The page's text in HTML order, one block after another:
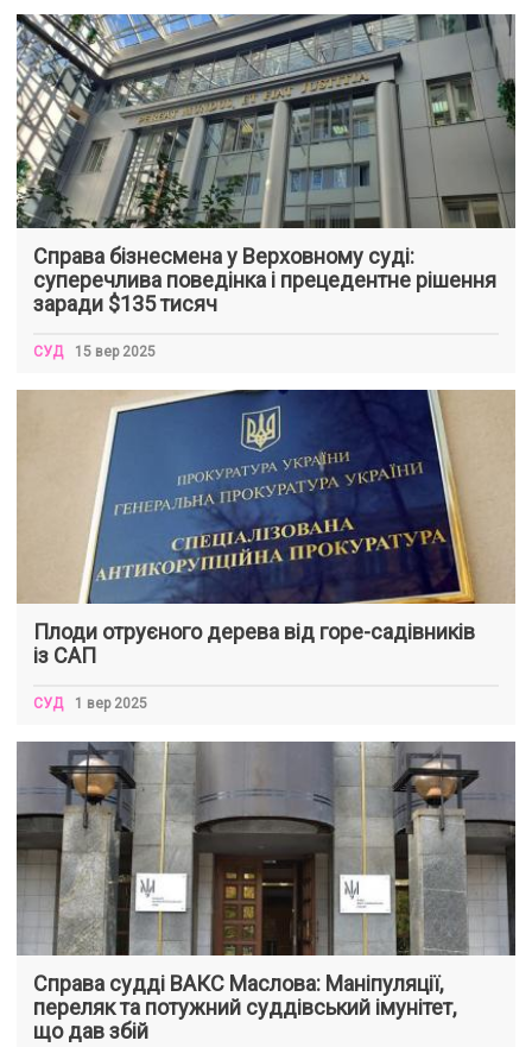
Справа бізнесмена у Верховному суді:
суперечлива поведінка і прецедентне рішення
заради $135 тисяч
СУД 15 вер 2025
Плоди отруєного дерева від горе-садівників
із САП
СУД 1 вер 2025
Справа судді ВАКС Маслова: Маніпуляції,
переляк та потужний суддівський імунітет,
що дав збій